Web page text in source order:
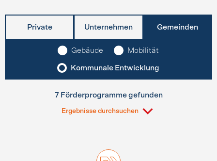
Private Unternehmen Gemeinden
Gebäude Mobilität
Kommunale Entwicklung
7 Förderprogramme gefunden
Ergebnisse durchsuchen